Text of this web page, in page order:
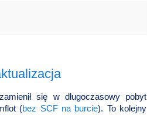
się w długoczasowy pobyt
(bez SCF na burcie). To kolejny